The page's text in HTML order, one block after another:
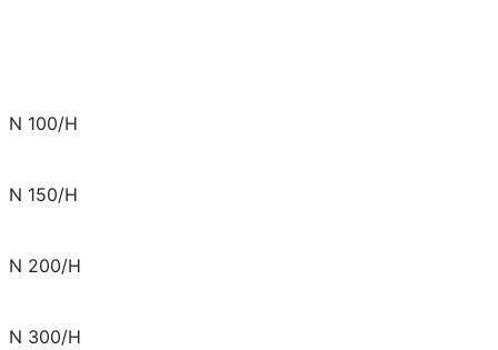
N 100/H
N 150/H
N 200/H
N 300/H